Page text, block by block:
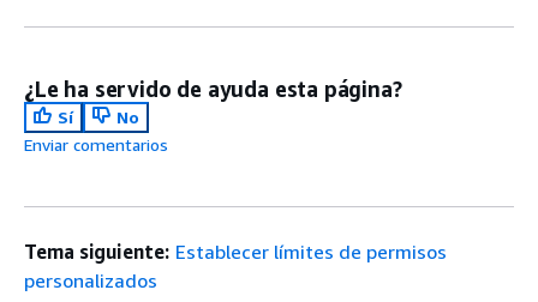
¿Le ha servido de ayuda esta página?
Sí
No
Enviar comentarios
Tema siguiente: Establecer límites de permisos
personalizados